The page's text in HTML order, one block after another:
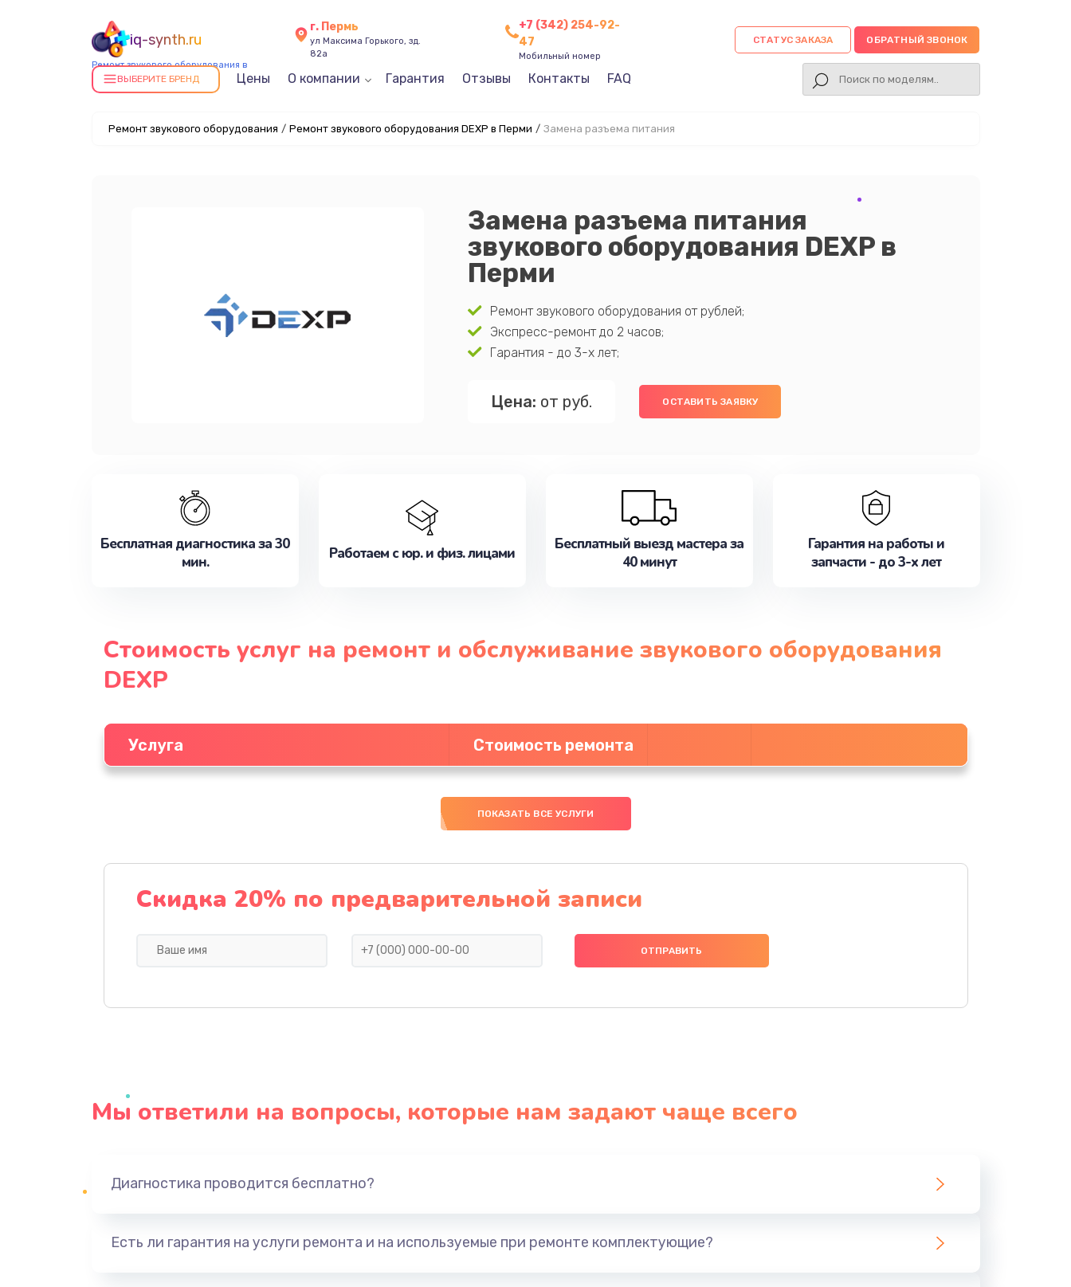
iq-synth.ru
Ремонт звукового оборудования в
Перми
г. Пермь
ул Максима Горького, зд.
82а
+7 (342) 254-92-
47
Мобильный номер
СТАТУС ЗАКАЗА ОБРАТНЫЙ ЗВОНОК
ВЫБЕРИТЕ БРЕНД Цены О компании Гарантия Отзывы Контакты FAQ
Ремонт звукового оборудования / Ремонт звукового оборудования DEXP в Перми / Замена разъема питания
Замена разъема питания
звукового оборудования DEXP в
Перми
Ремонт звукового оборудования от рублей;
Экспресс-ремонт до 2 часов;
Гарантия - до 3-х лет;
Цена: от руб. ОСТАВИТЬ ЗАЯВКУ
Бесплатная диагностика за 30
мин.
Работаем с юр. и физ. лицами
Бесплатный выезд мастера за
40 минут
Гарантия на работы и
запчасти - до 3-х лет
Стоимость услуг на ремонт и обслуживание звукового оборудования
DEXP
Услуга Стоимость ремонта
ПОКАЗАТЬ ВСЕ УСЛУГИ
Скидка 20% по предварительной записи
Мы ответили на вопросы, которые нам задают чаще всего
Диагностика проводится бесплатно?
Есть ли гарантия на услуги ремонта и на используемые при ремонте комплектующие?